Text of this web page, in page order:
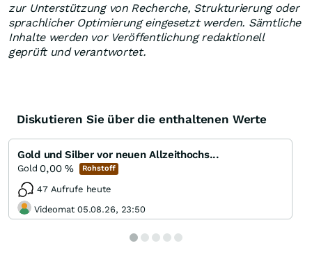
zur Unterstützung von Recherche, Strukturierung oder
sprachlicher Optimierung eingesetzt werden. Sämtliche
Inhalte werden vor Veröffentlichung redaktionell
geprüft und verantwortet.
Diskutieren Sie über die enthaltenen Werte
Gold und Silber vor neuen Allzeithochs...
Gold 0,00 % Rohstoff
47 Aufrufe heute
Videomat 05.08.26, 23:50